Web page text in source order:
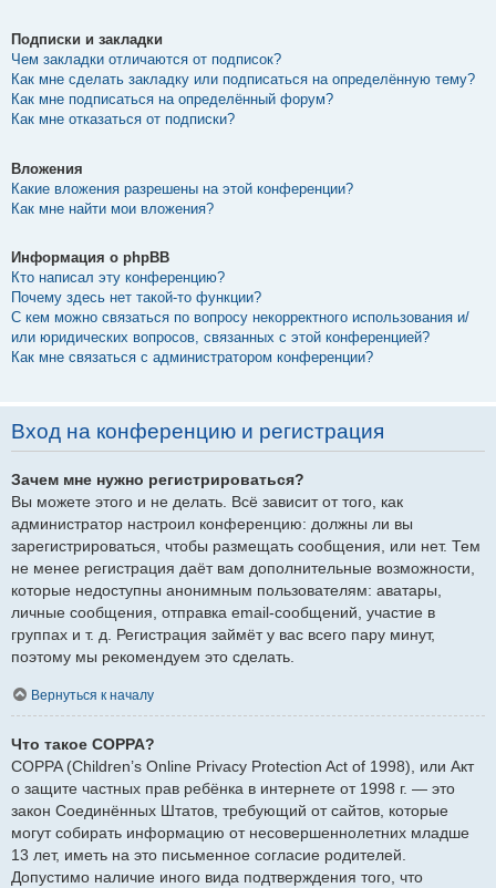
Подписки и закладки
Чем закладки отличаются от подписок?
Как мне сделать закладку или подписаться на определённую тему?
Как мне подписаться на определённый форум?
Как мне отказаться от подписки?
Вложения
Какие вложения разрешены на этой конференции?
Как мне найти мои вложения?
Информация о phpBB
Кто написал эту конференцию?
Почему здесь нет такой-то функции?
С кем можно связаться по вопросу некорректного использования и/
или юридических вопросов, связанных с этой конференцией?
Как мне связаться с администратором конференции?
Вход на конференцию и регистрация
Зачем мне нужно регистрироваться?
Вы можете этого и не делать. Всё зависит от того, как
администратор настроил конференцию: должны ли вы
зарегистрироваться, чтобы размещать сообщения, или нет. Тем
не менее регистрация даёт вам дополнительные возможности,
которые недоступны анонимным пользователям: аватары,
личные сообщения, отправка email-сообщений, участие в
группах и т. д. Регистрация займёт у вас всего пару минут,
поэтому мы рекомендуем это сделать.
Вернуться к началу
Что такое COPPA?
COPPA (Children’s Online Privacy Protection Act of 1998), или Акт
о защите частных прав ребёнка в интернете от 1998 г. — это
закон Соединённых Штатов, требующий от сайтов, которые
могут собирать информацию от несовершеннолетних младше
13 лет, иметь на это письменное согласие родителей.
Допустимо наличие иного вида подтверждения того, что